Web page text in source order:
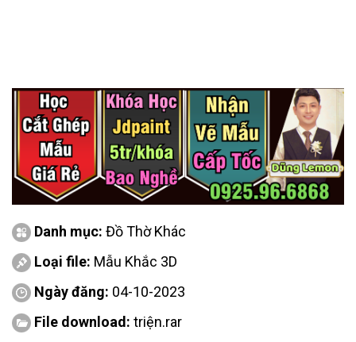
Danh mục: Đồ Thờ Khác
Loại file: Mẫu Khắc 3D
Ngày đăng: 04-10-2023
File download: triện.rar